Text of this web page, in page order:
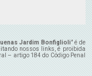
Jardim Bonfiglioli" é de
nossos links, é proibida
– artigo 184 do Código Penal